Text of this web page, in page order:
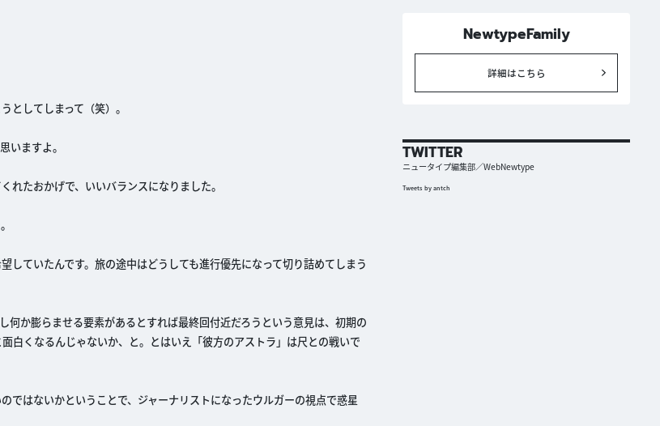
してしまって（笑）。
いますよ。
たおかげで、いいバランスになりました。
ていたんです。旅の途中はどうしても進行優先になって切り詰めてしまう
か膨らませる要素があるとすれば最終回付近だろうという意見は、初期の
白くなるんじゃないか、と。とはいえ「彼方のアストラ」は尺との戦いで
はないかということで、ジャーナリストになったウルガーの視点で惑星
NewtypeFamily
詳細はこちら
TWITTER
ニュータイプ編集部／WebNewtype
Tweets by antch